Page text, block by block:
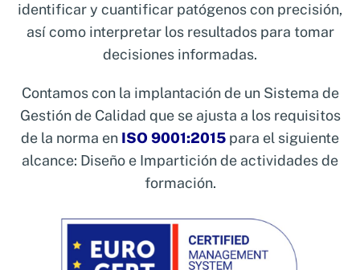
identificar y cuantificar patógenos con precisión,
así como interpretar los resultados para tomar
decisiones informadas.
Contamos con la implantación de un Sistema de
Gestión de Calidad que se ajusta a los requisitos
de la norma en ISO 9001:2015 para el siguiente
alcance: Diseño e Impartición de actividades de
formación.